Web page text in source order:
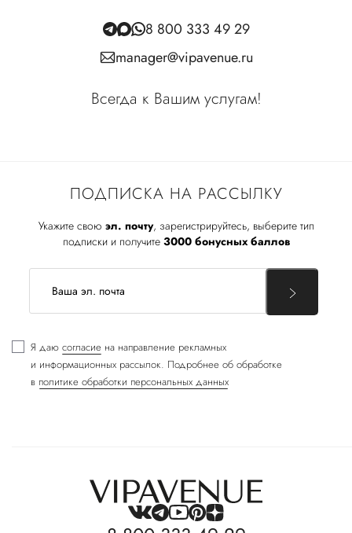
ПОДПИСКА НА РАССЫЛКУ
Укажите свою эл. почту, зарегистрируйтесь, выберите тип
подписки и получите 3000 бонусных баллов
Я даю согласие на направление рекламных
и информационных рассылок. Подробнее об обработке
в политике обработки персональных данных
8 800 333 49 29
manager@vipavenue.ru
Всегда к Вашим услугам!